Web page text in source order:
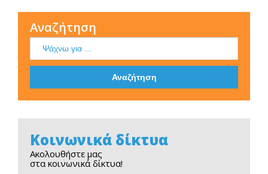
Αναζήτηση
Κοινωνικά δίκτυα
Ακολουθήστε μας
στα κοινωνικά δίκτυα!